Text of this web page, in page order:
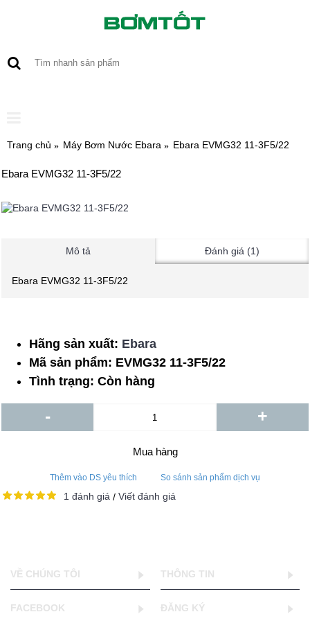
Trang chủ Máy Bơm Nước Ebara Ebara EVMG32 11-3F5/22
Ebara EVMG32 11-3F5/22
Mô tả Đánh giá (1)
Ebara EVMG32 11-3F5/22
Hãng sản xuất: Ebara
Mã sản phẩm: EVMG32 11-3F5/22
Tình trạng: Còn hàng
- +
Mua hàng
Thêm vào DS yêu thích So sánh sản phẩm dịch vụ
1 đánh giá / Viết đánh giá
VỀ CHÚNG TÔI THÔNG TIN
FACEBOOK ĐĂNG KÝ